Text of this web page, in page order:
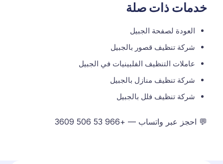
خدمات ذات صلة
العودة لصفحة الجبيل
شركة تنظيف قصور بالجبيل
عاملات التنظيف الفلبينيات في الجبيل
شركة تنظيف منازل بالجبيل
شركة تنظيف فلل بالجبيل
💬 احجز عبر واتساب — +966 53 506 3609